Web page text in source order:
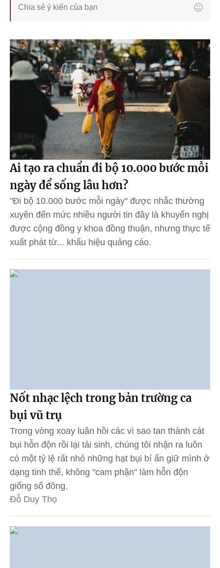
Ai tạo ra chuẩn đi bộ 10.000 bước mỗi
ngày để sống lâu hơn?
"Đi bộ 10.000 bước mỗi ngày" được nhắc thường
xuyên đến mức nhiều người tin đây là khuyến nghị
được cộng đồng y khoa đồng thuận, nhưng thực tế
xuất phát từ... khẩu hiệu quảng cáo.
Nốt nhạc lệch trong bản trường ca
bụi vũ trụ
Trong vòng xoay luân hồi các vì sao tan thành cát
bụi hỗn độn rồi lại tái sinh, chúng tôi nhận ra luôn
có một tỷ lệ rất nhỏ những hạt bụi bí ẩn giữ mình ở
dạng tinh thể, không "cam phận" làm hỗn độn
giống số đông.
Đỗ Duy Thọ